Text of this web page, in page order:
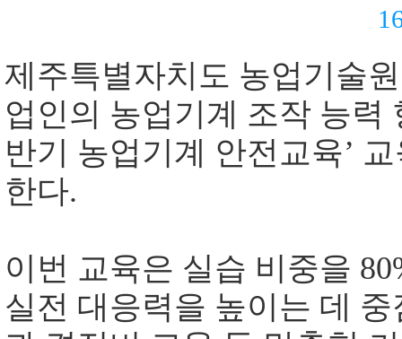
제주특별자치도 농업기술
업인의 농업기계 조작 능
반기 농업기계 안전교육’
한다.
이번 교육은 실습 비중을
실전 대응력을 높이는 데